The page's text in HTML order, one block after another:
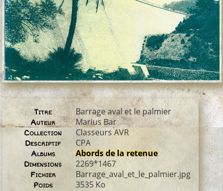
Titre Barrage aval et le palmier
Auteur Marius Bar
Collection Classeurs AVR
Descriptif CPA
Albums Abords de la retenue
Dimensions 2269*1467
Fichier Barrage_aval_et_le_palmier.jpg
Poids
3535 Ko